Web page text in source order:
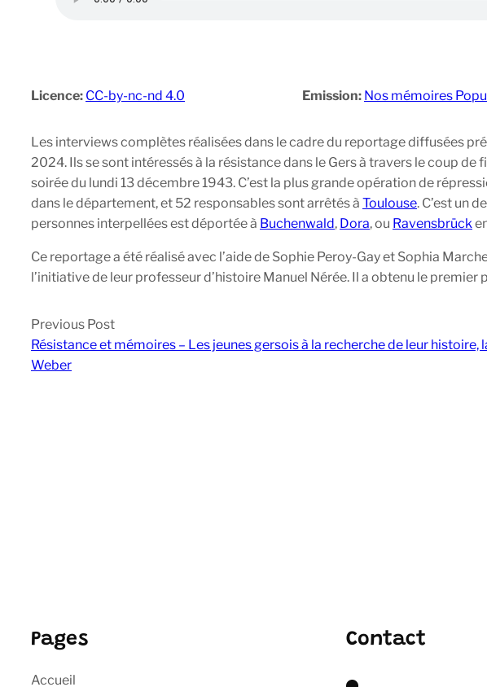
Licence: CC-by-nc-nd 4.0 Emission: Nos mémoires
Les interviews complètes réalisées dans le cadre du reportage diffusées
2024. Ils se sont intéressés à la résistance dans le Gers à travers le coup de
soirée du lundi 13 décembre 1943. C’est la plus grande opération de
dans le département, et 52 responsables sont arrêtés à Toulouse. C’est un
personnes interpellées est déportée à Buchenwald, Dora, ou Ravensbrück
Ce reportage a été réalisé avec l’aide de Sophie Peroy-Gay et Sophia
l’initiative de leur professeur d’histoire Manuel Nérée. Il a obtenu le
Previous Post
Résistance et mémoires – Les jeunes gersois à la recherche de leur histoire,
Weber
Pages
Accueil
Contact